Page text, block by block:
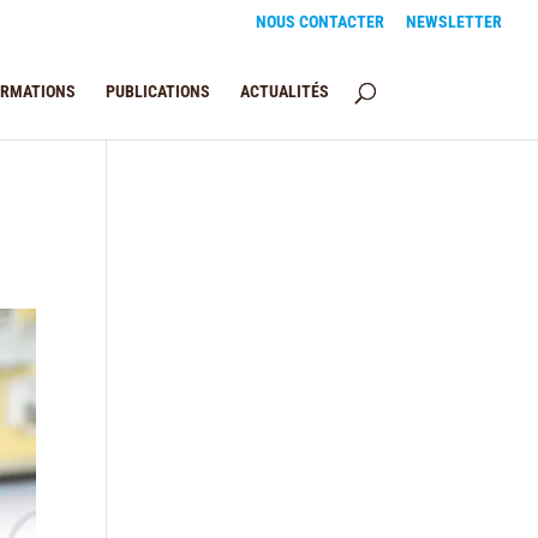
NOUS CONTACTER NEWSLETTER
PUBLICATIONS ACTUALITÉS